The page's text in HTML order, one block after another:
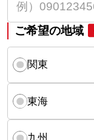
ご希望の地域
関東
東海